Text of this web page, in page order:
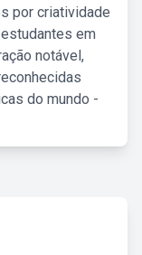
por criatividade
em
notável,
do mundo -